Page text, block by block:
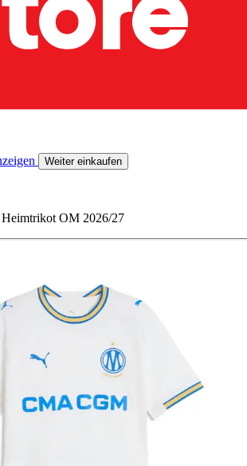
Weiter einkaufen
Heimtrikot OM 2026/27